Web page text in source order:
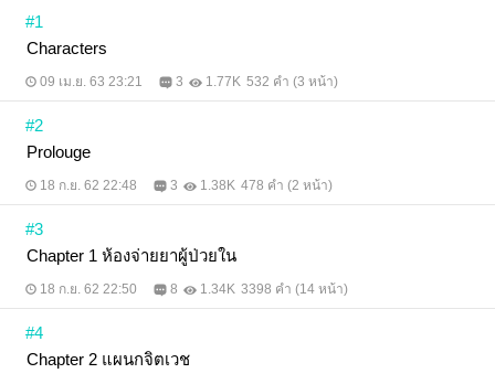
#1
Characters
09 เม.ย. 63 23:21 3 1.77K 532 คำ (3 หน้า)
#2
Prolouge
18 ก.ย. 62 22:48 3 1.38K 478 คำ (2 หน้า)
#3
Chapter 1 ห้องจ่ายยาผู้ป่วยใน
18 ก.ย. 62 22:50 8 1.34K 3398 คำ (14 หน้า)
#4
Chapter 2 แผนกจิตเวช